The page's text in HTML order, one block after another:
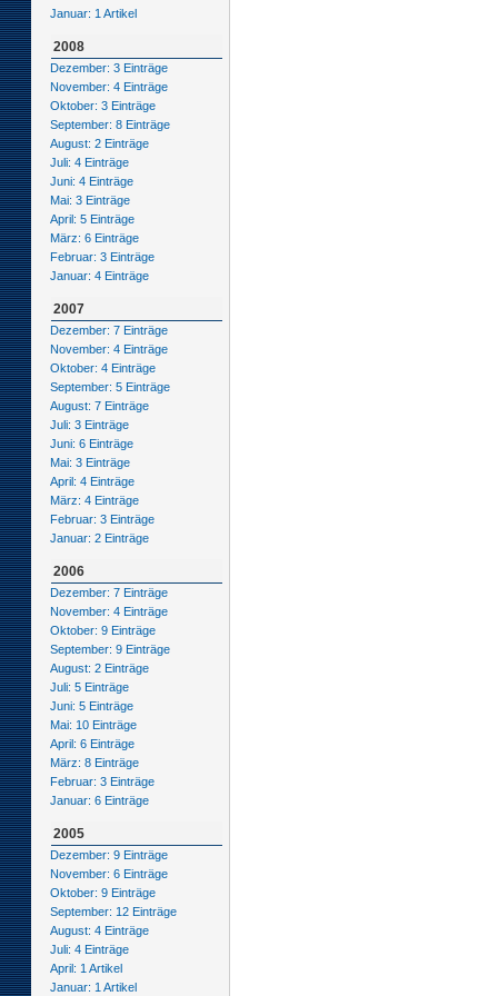
Januar: 1 Artikel
2008
Dezember: 3 Einträge
November: 4 Einträge
Oktober: 3 Einträge
September: 8 Einträge
August: 2 Einträge
Juli: 4 Einträge
Juni: 4 Einträge
Mai: 3 Einträge
April: 5 Einträge
März: 6 Einträge
Februar: 3 Einträge
Januar: 4 Einträge
2007
Dezember: 7 Einträge
November: 4 Einträge
Oktober: 4 Einträge
September: 5 Einträge
August: 7 Einträge
Juli: 3 Einträge
Juni: 6 Einträge
Mai: 3 Einträge
April: 4 Einträge
März: 4 Einträge
Februar: 3 Einträge
Januar: 2 Einträge
2006
Dezember: 7 Einträge
November: 4 Einträge
Oktober: 9 Einträge
September: 9 Einträge
August: 2 Einträge
Juli: 5 Einträge
Juni: 5 Einträge
Mai: 10 Einträge
April: 6 Einträge
März: 8 Einträge
Februar: 3 Einträge
Januar: 6 Einträge
2005
Dezember: 9 Einträge
November: 6 Einträge
Oktober: 9 Einträge
September: 12 Einträge
August: 4 Einträge
Juli: 4 Einträge
April: 1 Artikel
Januar: 1 Artikel